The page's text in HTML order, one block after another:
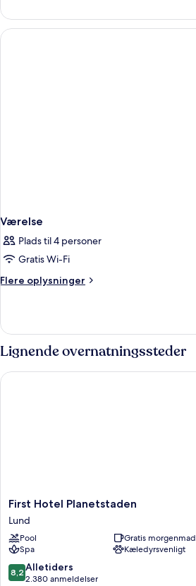
Værelse
Plads til 4 personer
Gratis Wi-Fi
Flere oplysninger
Flere
Lignende overnatningssteder
First
Hotel
Planetstaden
Lund
First Hotel Planetstaden
Lund
Pool
Gratis morgenmad
Spa
Kæledyrsvenligt
8.2
ud
8,2 Alletiders
2.380 anmeldelser
First Hotel Planetstaden